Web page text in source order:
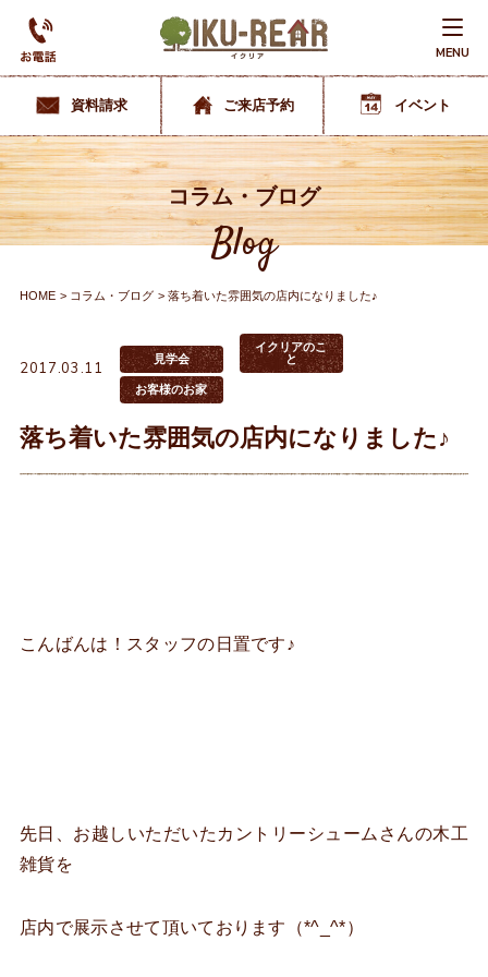
MENU
資料請求 ご来店予約 イベント
コラム・ブログ
Blog
HOME コラム・ブログ 落ち着いた雰囲気の店内になりました♪
2017.03.11 見学会
イクリアのこ
と
お客様のお家
落ち着いた雰囲気の店内になりました♪
こんばんは！スタッフの日置です♪
先日、お越しいただいたカントリーシュームさんの木工
雑貨を
店内で展示させて頂いております（*^_^*）